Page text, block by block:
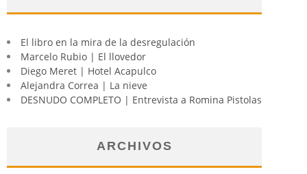
El libro en la mira de la desregulación
Marcelo Rubio | El llovedor
Diego Meret | Hotel Acapulco
Alejandra Correa | La nieve
DESNUDO COMPLETO | Entrevista a Romina Pistolas
ARCHIVOS